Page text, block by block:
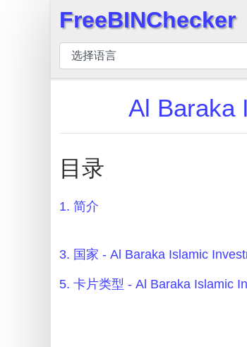
BIN
检
BIN
索
号
API
BIN
FreeBINChecker
Al
目录
1. 简介
3. 国家 - Al Baraka Islamic
5. 卡片类型 - Al Baraka